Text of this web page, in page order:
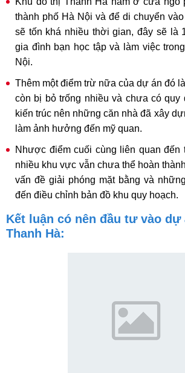
thành phố Hà Nội và để di chuyển
sẽ tốn khá nhiều thời gian, đây sẽ là
gia đình bạn học tập và làm việc
Nội.
Thêm một điểm trừ nữa của dự án đó
còn bị bỏ trống nhiều và chưa có quy
kiến trúc nên những căn nhà đã xây
làm ảnh hưởng đến mỹ quan.
Nhược điểm cuối cùng liên quan đến
nhiều khu vực vẫn chưa thể hoàn
vấn đề giải phóng mặt bằng và
đến điều chỉnh bản đồ khu quy hoạch.
Kết luận có nên đầu tư vào dự
Thanh Hà: